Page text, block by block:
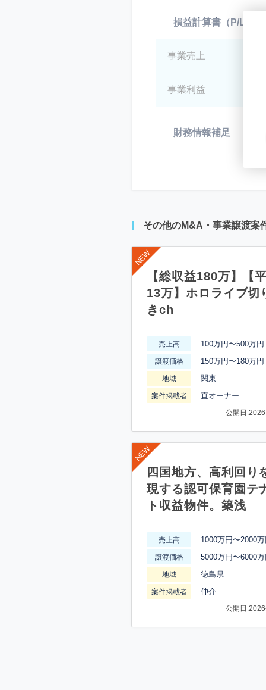
損益計算書（P/L）
事業売上
事業利益
財務情報補足
その他のM&A・事業譲渡案
【総収益180万】【
13万】ホロライブ切
きch
売上高 100万円〜500万円
譲渡価格 150万円〜180万円
地域 関東
案件掲載者 直オーナー
公開日
四国地方、高利回り
現する認可保育園テ
ト収益物件。築浅
売上高 1000万円〜2000
譲渡価格 5000万円〜6000
地域 徳島県
案件掲載者 仲介
公開日